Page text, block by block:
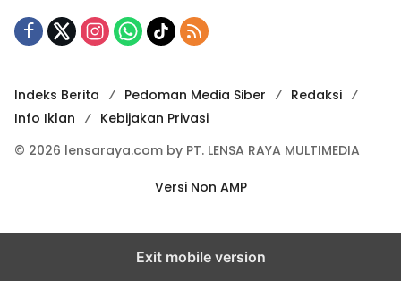
Indeks Berita Pedoman Media Siber
Redaksi
Info Iklan
Kebijakan Privasi
© 2026 lensaraya.com by PT. LENSA RAYA MULTIMEDIA
Versi Non AMP
Exit mobile version